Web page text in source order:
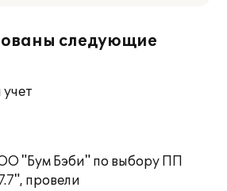
следующие
"Бум Бэби" по выбору ПП
провели